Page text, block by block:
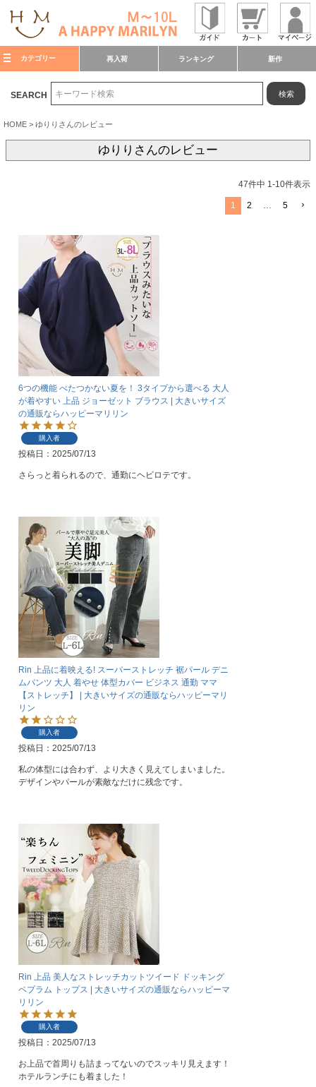
カテゴリー 再入荷 ランキング 新作
SEARCH 検索
HOME ゆりりさんのレビュー
ゆりりさんのレビュー
47件中 1-10件表示
1 2 … 5
6つの機能 べたつかない夏を！ 3タイプから選べる 大人
が着やすい 上品 ジョーゼット ブラウス | 大きいサイズ
の通販ならハッピーマリリン
購入者
投稿日 2025/07/13
さらっと着られるので、通勤にヘビロテです。
Rin 上品に着映える! スーパーストレッチ 裾パール デニ
ムパンツ 大人 着やせ 体型カバー ビジネス 通勤 ママ
【ストレッチ】 | 大きいサイズの通販ならハッピーマリ
リン
購入者
投稿日 2025/07/13
私の体型には合わず、より大きく見えてしまいました。
デザインやパールが素敵なだけに残念です。
Rin 上品 美人なストレッチカットツイード ドッキング
ペプラム トップス | 大きいサイズの通販ならハッピーマ
リリン
購入者
投稿日 2025/07/13
お上品で首周りも詰まってないのでスッキリ見えます！
ホテルランチにも着ました！